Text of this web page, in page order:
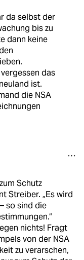
da selbst der
bis zu
dann keine
das
ist.
die NSA
Schutz
Streiber. „Es wird
so sind die
nichts! Fragt
von der NSA
zu verarschen,